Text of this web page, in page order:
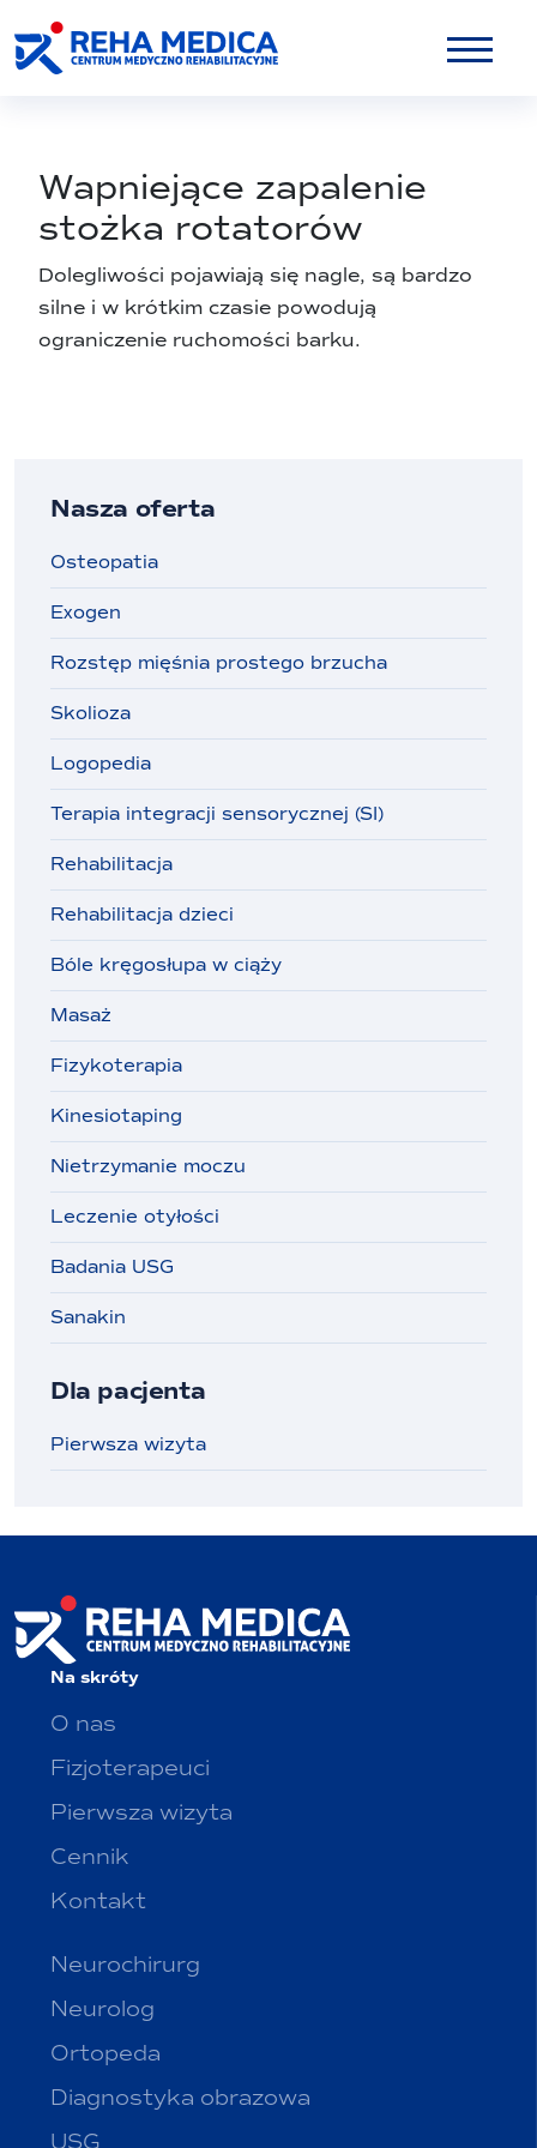
Nasza oferta
Osteopatia
Exogen
Rozstęp mięśnia prostego brzucha
Skolioza
Logopedia
Terapia integracji sensorycznej (SI)
Rehabilitacja
Rehabilitacja dzieci
Bóle kręgosłupa w ciąży
Masaż
Fizykoterapia
Kinesiotaping
Nietrzymanie moczu
Leczenie otyłości
Badania USG
Sanakin
Dla pacjenta
Pierwsza wizyta
Wapniejące zapalenie
stożka rotatorów
Dolegliwości pojawiają się nagle, są bardzo
silne i w krótkim czasie powodują
ograniczenie ruchomości barku.
Na skróty
O nas
Fizjoterapeuci
Pierwsza wizyta
Cennik
Kontakt
Neurochirurg
Neurolog
Ortopeda
Diagnostyka obrazowa
USG